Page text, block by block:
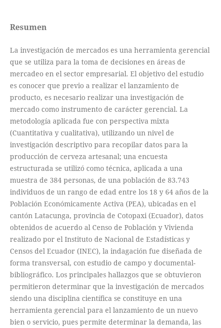
Resumen
La investigación de mercados es una herramienta gerencial
que se utiliza para la toma de decisiones en áreas de
mercadeo en el sector empresarial. El objetivo del estudio
es conocer que previo a realizar el lanzamiento de
producto, es necesario realizar una investigación de
mercado como instrumento de carácter gerencial. La
metodología aplicada fue con perspectiva mixta
(Cuantitativa y cualitativa), utilizando un nivel de
investigación descriptivo para recopilar datos para la
producción de cerveza artesanal; una encuesta
estructurada se utilizó como técnica, aplicada a una
muestra de 384 personas, de una población de 83.743
individuos de un rango de edad entre los 18 y 64 años de la
Población Económicamente Activa (PEA), ubicadas en el
cantón Latacunga, provincia de Cotopaxi (Ecuador), datos
obtenidos de acuerdo al Censo de Población y Vivienda
realizado por el Instituto de Nacional de Estadísticas y
Censos del Ecuador (INEC), la indagación fue diseñada de
forma transversal, con estudio de campo y documental-
bibliográfico. Los principales hallazgos que se obtuvieron
permitieron determinar que la investigación de mercados
siendo una disciplina científica se constituye en una
herramienta gerencial para el lanzamiento de un nuevo
bien o servicio, pues permite determinar la demanda, las